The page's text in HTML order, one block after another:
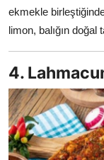
ekmekle
limon, balığın doğal
4.